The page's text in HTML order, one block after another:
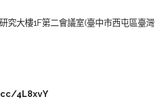
究大樓1F第二會議室(臺中市西屯區臺灣
4L8xvY